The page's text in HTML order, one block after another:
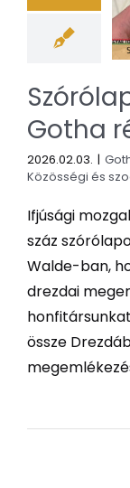
Gotha
2026.02.03. |
Közösségi és
Ifjúsági
száz
Walde-ban,
drezdai
össze